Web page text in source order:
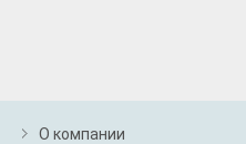
О компании